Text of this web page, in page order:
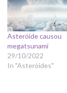
Asteróide causou
megatsunami
29/10/2022
In "Asteróides"